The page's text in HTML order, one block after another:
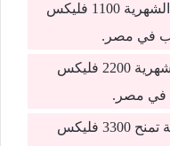
تحتوي باقة Vodafone Flex 30 الشهرية 1100 فليكس
تمنح باقة Vodafone Flex 50 الشهرية 2200 فليكس
باقة Vodafone Flex 70 الشهرية تمنح 3300 فليكس